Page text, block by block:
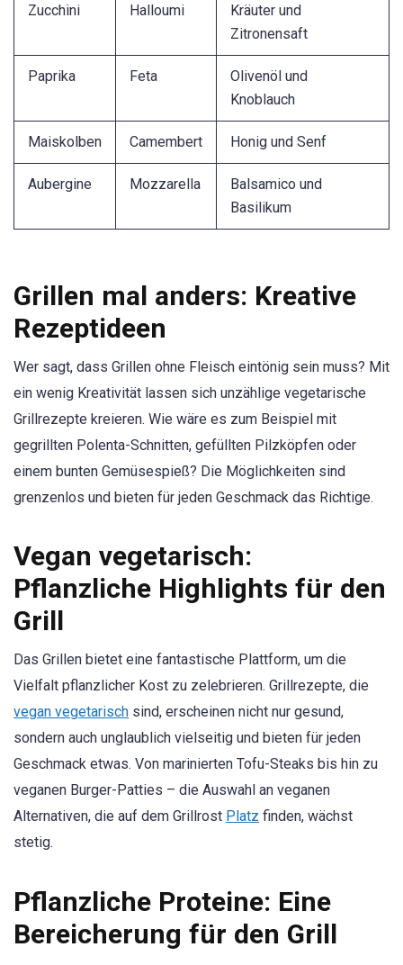
Zucchini Halloumi
Kräuter und
Zitronensaft
Paprika Feta
Olivenöl und
Knoblauch
Maiskolben Camembert Honig und Senf
Aubergine Mozzarella
Balsamico und
Basilikum
Grillen mal anders: Kreative
Rezeptideen
Wer sagt, dass Grillen ohne Fleisch eintönig sein muss? Mit
ein wenig Kreativität lassen sich unzählige vegetarische
Grillrezepte kreieren. Wie wäre es zum Beispiel mit
gegrillten Polenta-Schnitten, gefüllten Pilzköpfen oder
einem bunten Gemüsespieß? Die Möglichkeiten sind
grenzenlos und bieten für jeden Geschmack das Richtige.
Vegan vegetarisch:
Pflanzliche Highlights für den
Grill
Das Grillen bietet eine fantastische Plattform, um die
Vielfalt pflanzlicher Kost zu zelebrieren. Grillrezepte, die
vegan vegetarisch sind, erscheinen nicht nur gesund,
sondern auch unglaublich vielseitig und bieten für jeden
Geschmack etwas. Von marinierten Tofu-Steaks bis hin zu
veganen Burger-Patties – die Auswahl an veganen
Alternativen, die auf dem Grillrost Platz finden, wächst
stetig.
Pflanzliche Proteine: Eine
Bereicherung für den Grill